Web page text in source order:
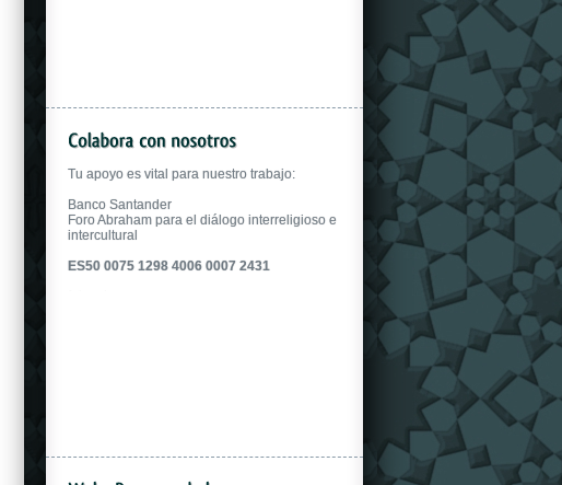
Tu apoyo es vital para nuestro trabajo:
Banco Santander
Foro Abraham para el diálogo interreligioso e
intercultural
ES50 0075 1298 4006 0007 2431